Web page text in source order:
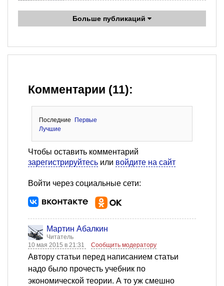
Больше публикаций
Комментарии (11):
Последние
Первые
Лучшие
Чтобы оставить комментарий
зарегистрируйтесь или войдите на сайт
Войти через социальные сети:
Мартин Абалкин
Читатель
10 мая 2015 в 21:31
Сообщить модератору
Автору статьи перед написанием статьи
надо было прочесть учебник по
экономической теории. А то уж смешно